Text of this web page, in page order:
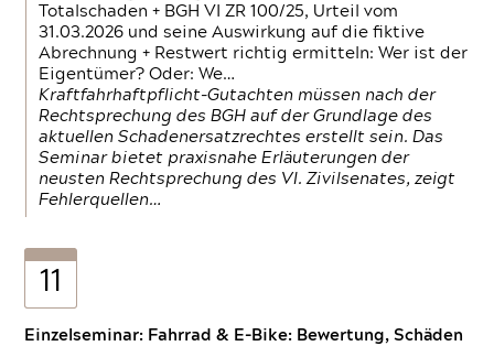
Totalschaden + BGH VI ZR 100/25, Urteil vom
31.03.2026 und seine Auswirkung auf die fiktive
Abrechnung + Restwert richtig ermitteln: Wer ist der
Eigentümer? Oder: We…
Kraftfahrhaftpflicht-Gutachten müssen nach der
Rechtsprechung des BGH auf der Grundlage des
aktuellen Schadenersatzrechtes erstellt sein. Das
Seminar bietet praxisnahe Erläuterungen der
neusten Rechtsprechung des VI. Zivilsenates, zeigt
Fehlerquellen…
11
Einzelseminar: Fahrrad & E-Bike: Bewertung, Schäden